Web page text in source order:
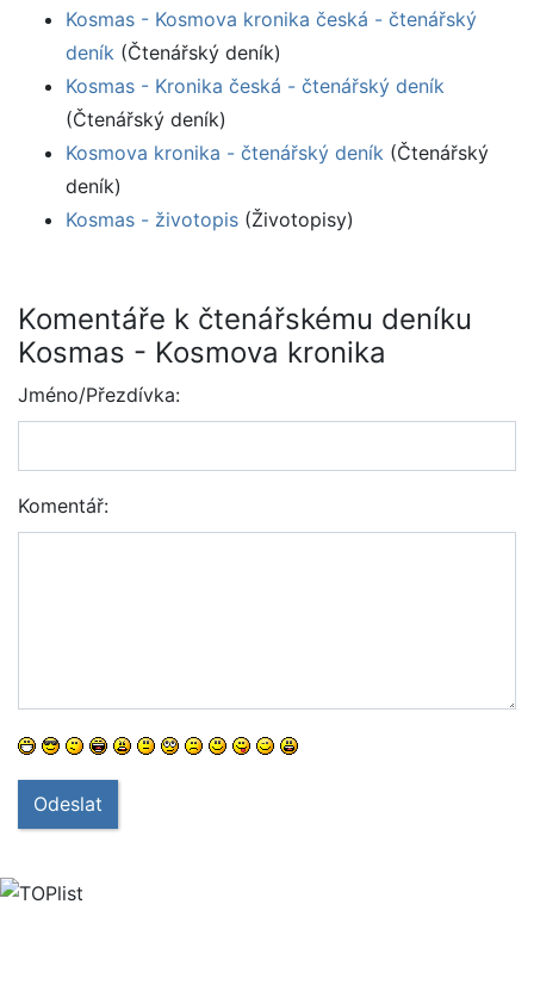
Kosmas - Kosmova kronika česká - čtenářský
deník (Čtenářský deník)
Kosmas - Kronika česká - čtenářský deník
(Čtenářský deník)
Kosmova kronika - čtenářský deník (Čtenářský
deník)
Kosmas - životopis (Životopisy)
Komentáře k čtenářskému deníku
Kosmas - Kosmova kronika
Jméno/Přezdívka:
Komentář:
Odeslat